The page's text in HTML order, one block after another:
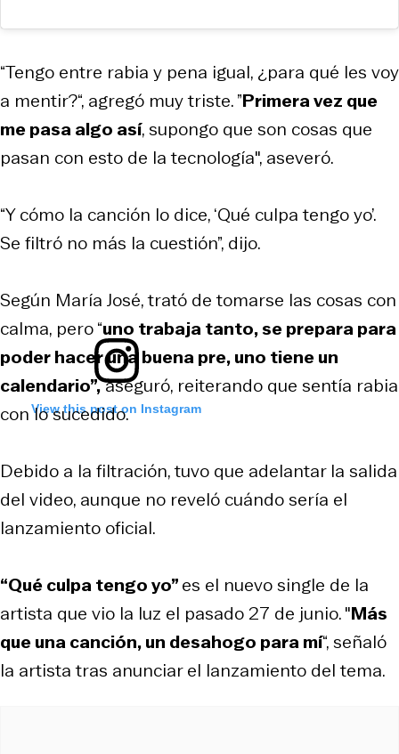
View this post on Instagram
“Tengo entre rabia y pena igual, ¿para qué les voy
a mentir?“, agregó muy triste. ”Primera vez que
me pasa algo así, supongo que son cosas que
pasan con esto de la tecnología", aseveró.
“Y cómo la canción lo dice, ‘Qué culpa tengo yo’.
Se filtró no más la cuestión”, dijo.
Según María José, trató de tomarse las cosas con
calma, pero “uno trabaja tanto, se prepara para
poder hacer una buena pre, uno tiene un
calendario”,aseguró, reiterando que sentía rabia
con lo sucedido.
Debido a la filtración, tuvo que adelantar la salida
del video, aunque no reveló cuándo sería el
lanzamiento oficial.
“Qué culpa tengo yo”es el nuevo single de la
artista que vio la luz el pasado 27 de junio. "Más
que una canción, un desahogo para mí“, señaló
la artista tras anunciar el lanzamiento del tema.